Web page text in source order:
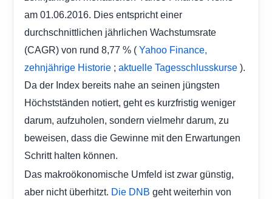
am 01.06.2016. Dies entspricht einer
durchschnittlichen jährlichen Wachstumsrate
(CAGR) von rund 8,77 % ( Yahoo Finance,
zehnjährige Historie ; aktuelle Tagesschlusskurse ).
Da der Index bereits nahe an seinen jüngsten
Höchstständen notiert, geht es kurzfristig weniger
darum, aufzuholen, sondern vielmehr darum, zu
beweisen, dass die Gewinne mit den Erwartungen
Schritt halten können.
Das makroökonomische Umfeld ist zwar günstig,
aber nicht überhitzt. Die DNB geht weiterhin von